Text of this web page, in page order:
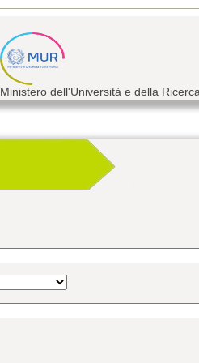
Ministero dell'Università e della